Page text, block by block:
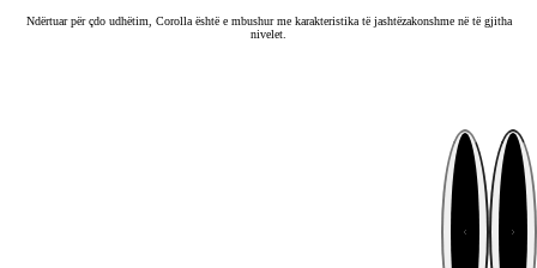
Ndërtuar për çdo udhëtim, Corolla është e mbushur me karakteristika të jashtëzakonshme në të gjitha
nivelet.
Tjetër